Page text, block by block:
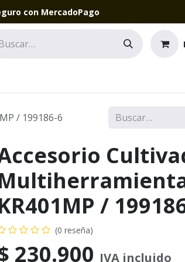
con MercadoPago
/ 199186-6
/
(0 reseña)
230.900 IVA incluido